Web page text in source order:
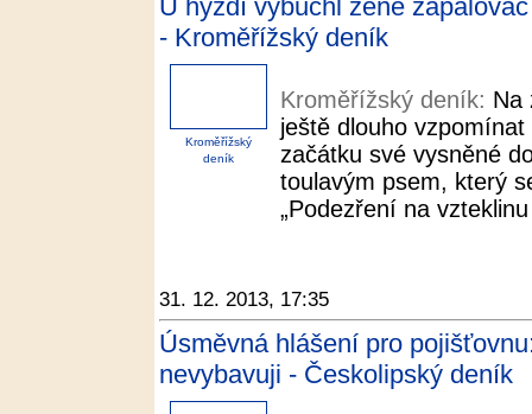
U hýždí vybuchl ženě
- Kroměřížský deník
Kroměřížský
deník
Kroměřížský deník: Na
ještě dlouho
začátku své vysněné
toulavým psem, který
„Podezření na
31. 12. 2013, 17:35
Úsměvná hlášení pro
nevybavuji - Českolipský deník